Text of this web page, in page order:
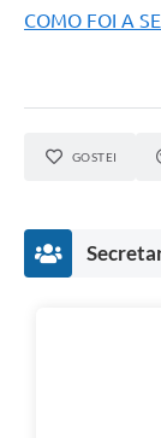
COMO FOI A
GOSTEI